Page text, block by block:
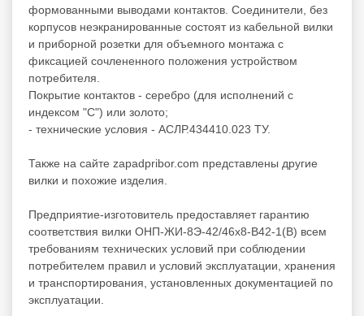
формованными выводами контактов. Соединители, без
корпусов неэкранированные состоят из кабельной вилки
и приборной розетки для объемного монтажа с
фиксацией сочлененного положения устройством
потребителя.
Покрытие контактов - серебро (для исполнений с
индексом "С") или золото;
- технические условия - АСЛР.434410.023 ТУ.
Также на сайте zapadpribor.com представлены другие
вилки и похожие изделия.
Предприятие-изготовитель предоставляет гарантию
соответствия вилки ОНП-ЖИ-8Э-42/46х8-В42-1(В) всем
требованиям технических условий при соблюдении
потребителем правил и условий эксплуатации, хранения
и транспортирования, установленных документацией по
эксплуатации.